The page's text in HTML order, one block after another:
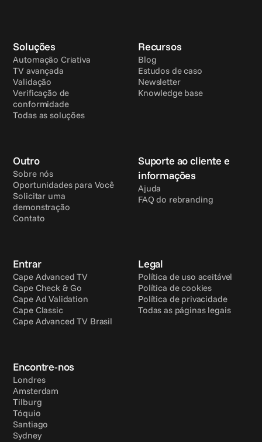
Soluções
Automação Criativa
TV avançada
Validação
Verificação de
conformidade
Todas as soluções
Recursos
Blog
Estudos de caso
Newsletter
Knowledge base
Outro
Sobre nós
Oportunidades para Você
Solicitar uma
demonstração
Contato
Suporte ao cliente e
informações
Ajuda
FAQ do rebranding
Entrar
Cape Advanced TV
Cape Check & Go
Cape Ad Validation
Cape Classic
Cape Advanced TV Brasil
Legal
Política de uso aceitável
Política de cookies
Política de privacidade
Todas as páginas legais
Encontre-nos
Londres
Amsterdam
Tilburg
Tóquio
Santiago
Sydney